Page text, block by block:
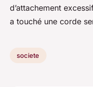
d’attachement
a touché une corde
societe